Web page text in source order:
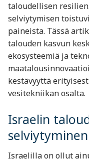
taloudellisen
selviytymisen
paineista. Tässä
talouden kasvun
ekosysteemiä ja
kestävyyttä
vesitekniikan osalta.
Israelin
selviytyminen
Israelilla on ollut